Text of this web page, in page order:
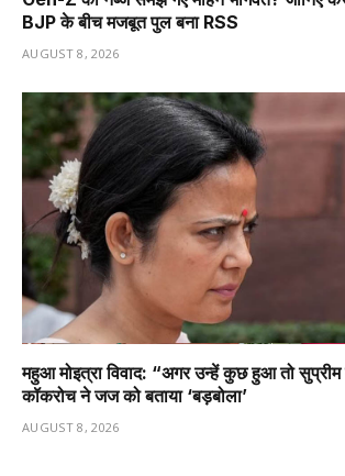
BJP के बीच मजबूत पुल बना RSS
AUGUST 8, 2026
महुआ मोइत्रा विवाद: “अगर उन्हें कुछ हुआ तो सुप्रीम
कॉकरोच ने जज को बताया ‘बड़बोला’
AUGUST 8, 2026